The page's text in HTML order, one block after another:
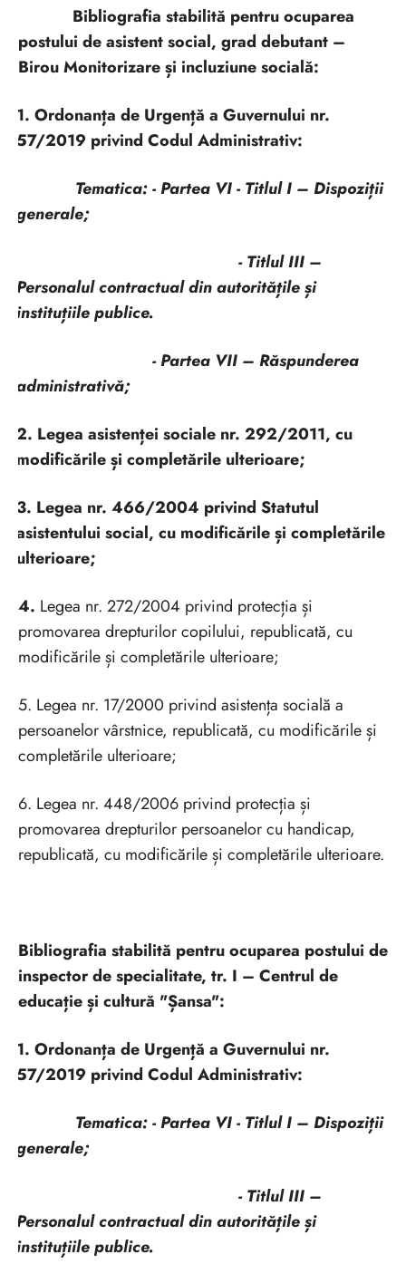
Bibliografia stabilită pentru ocuparea
postului de asistent social, grad debutant –
Birou Monitorizare și incluziune socială:
1. Ordonanța de Urgență a Guvernului nr.
57/2019 privind Codul Administrativ:
Tematica: - Partea VI - Titlul I – Dispoziții
generale;
- Titlul III –
Personalul contractual din autoritățile și
instituțiile publice.
- Partea VII – Răspunderea
administrativă;
2. Legea asistenței sociale nr. 292/2011, cu
modificările și completările ulterioare;
3. Legea nr. 466/2004 privind Statutul
asistentului social, cu modificările și completările
ulterioare;
4. Legea nr. 272/2004 privind protecția și
promovarea drepturilor copilului, republicată, cu
modificările și completările ulterioare;
5. Legea nr. 17/2000 privind asistența socială a
persoanelor vârstnice, republicată, cu modificările și
completările ulterioare;
6. Legea nr. 448/2006 privind protecția și
promovarea drepturilor persoanelor cu handicap,
republicată, cu modificările și completările ulterioare.
Bibliografia stabilită pentru ocuparea postului de
inspector de specialitate, tr. I – Centrul de
educație și cultură "Șansa":
1. Ordonanța de Urgență a Guvernului nr.
57/2019 privind Codul Administrativ:
Tematica: - Partea VI - Titlul I – Dispoziții
generale;
- Titlul III –
Personalul contractual din autoritățile și
instituțiile publice.